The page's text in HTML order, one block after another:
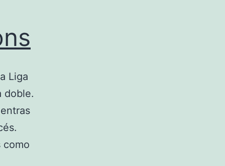
Liga
doble.
como